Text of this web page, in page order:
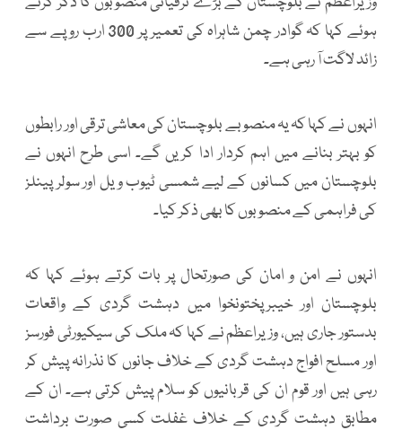
ہوئے کہا کہ گوادر چمن شاہراہ کی تعمیر پر 300 ارب روپے سے
زائد لاگت آ رہی ہے۔
انہوں نے کہا کہ یہ منصوبے بلوچستان کی معاشی ترقی اور رابطوں
کو بہتر بنانے میں اہم کردار ادا کریں گے۔ اسی طرح انہوں نے
بلوچستان میں کسانوں کے لیے شمسی ٹیوب ویل اور سولر پینلز
کی فراہمی کے منصوبوں کا بھی ذکر کیا۔
انہوں نے امن و امان کی صورتحال پر بات کرتے ہوئے کہا کہ
بلوچستان اور خیبرپختونخوا میں دہشت گردی کے واقعات
بدستور جاری ہیں، وزیراعظم نے کہا کہ ملک کی سیکیورٹی فورسز
اور مسلح افواج دہشت گردی کے خلاف جانوں کا نذرانہ پیش کر
رہی ہیں اور قوم ان کی قربانیوں کو سلام پیش کرتی ہے۔ ان کے
مطابق دہشت گردی کے خلاف غفلت کسی صورت برداشت